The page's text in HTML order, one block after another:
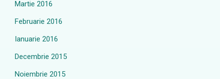
Martie 2016
Februarie 2016
Ianuarie 2016
Decembrie 2015
Noiembrie 2015